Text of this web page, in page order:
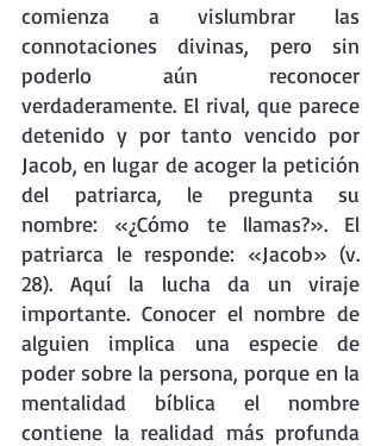
comienza a vislumbrar las
connotaciones divinas, pero sin
poderlo aún reconocer
verdaderamente. El rival, que parece
detenido y por tanto vencido por
Jacob, en lugar de acoger la petición
del patriarca, le pregunta su
nombre: «¿Cómo te llamas?». El
patriarca le responde: «Jacob» (v.
28). Aquí la lucha da un viraje
importante. Conocer el nombre de
alguien implica una especie de
poder sobre la persona, porque en la
mentalidad bíblica el nombre
contiene la realidad más profunda